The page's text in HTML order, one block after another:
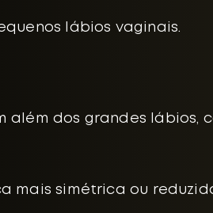
lábios vaginais.
além dos grandes lábios,
mais simétrica ou